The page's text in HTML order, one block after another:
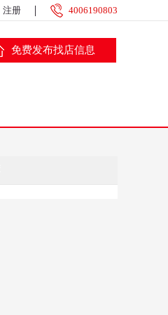
注册 4006190803
免费发布找店信息